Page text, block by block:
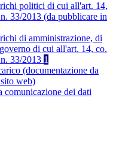
politici di cui all'art. 14,
33/2013 (da pubblicare in
di amministrazione, di
di cui all'art. 14, co.
33/2013 1
(documentazione da
web)
comunicazione dei dati